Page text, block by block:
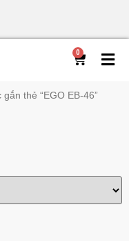
0
thẻ “EGO EB-46”